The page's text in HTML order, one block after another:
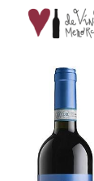
VER